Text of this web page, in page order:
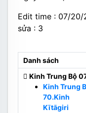
Edit time : 07/20/
sửa : 3
Danh sách
Kinh Trung Bộ
Kinh Trung
70.Kinh
Kītāgiri